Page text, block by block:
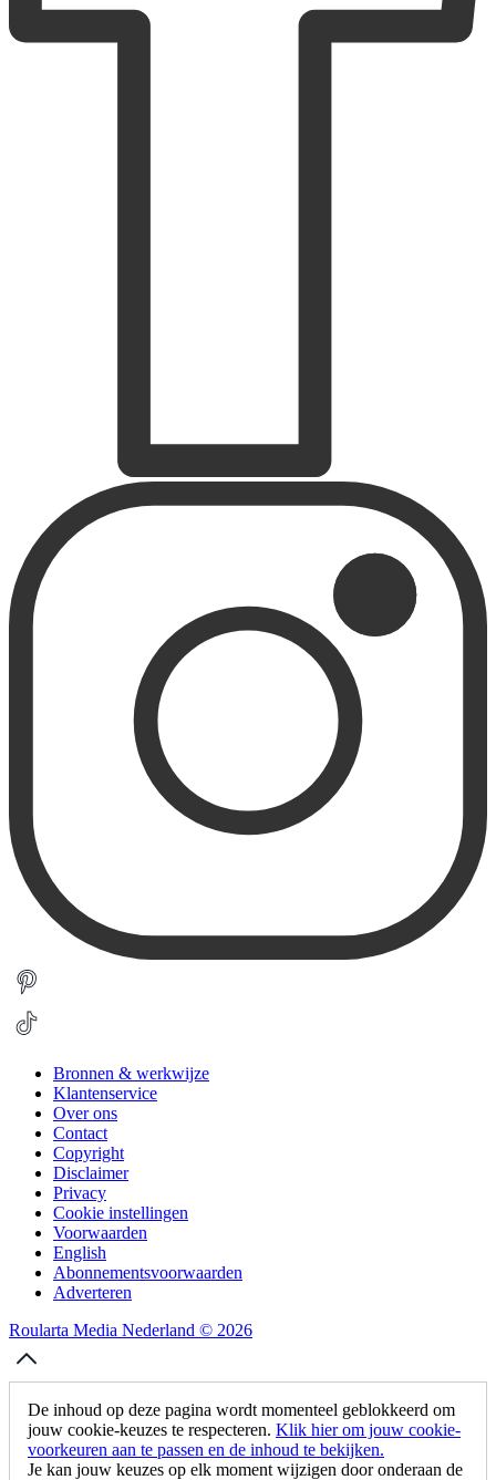
Bronnen & werkwijze
Klantenservice
Over ons
Contact
Copyright
Disclaimer
Privacy
Cookie instellingen
Voorwaarden
English
Abonnementsvoorwaarden
Adverteren
Roularta Media Nederland © 2026
De inhoud op deze pagina wordt momenteel geblokkeerd om
jouw cookie-keuzes te respecteren. Klik hier om jouw cookie-
voorkeuren aan te passen en de inhoud te bekijken.
Je kan jouw keuzes op elk moment wijzigen door onderaan de